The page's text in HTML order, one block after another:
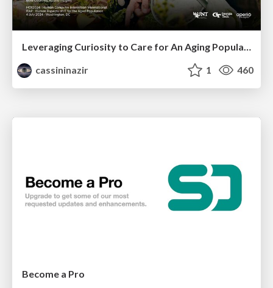
Leveraging Curiosity to Care for An Aging Population
cassininazir
1 460
Become a Pro